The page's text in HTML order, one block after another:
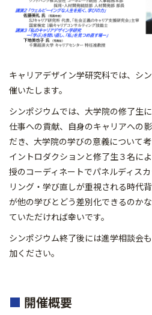
キャリアデザイン学研究科では、シ
催いたします。
シンポジウムでは、大学院の修了生
仕事への貢献、自身のキャリアへの
だき、大学院の学びの意義について考
イントロダクションと修了生３名に
授のコーディネートでパネルディス
リング・学び直しが重視される時代
が他の学びとどう差別化できるのか
ていただければ幸いです。
シンポジウム終了後には進学相談会
加ください。
■ 開催概要